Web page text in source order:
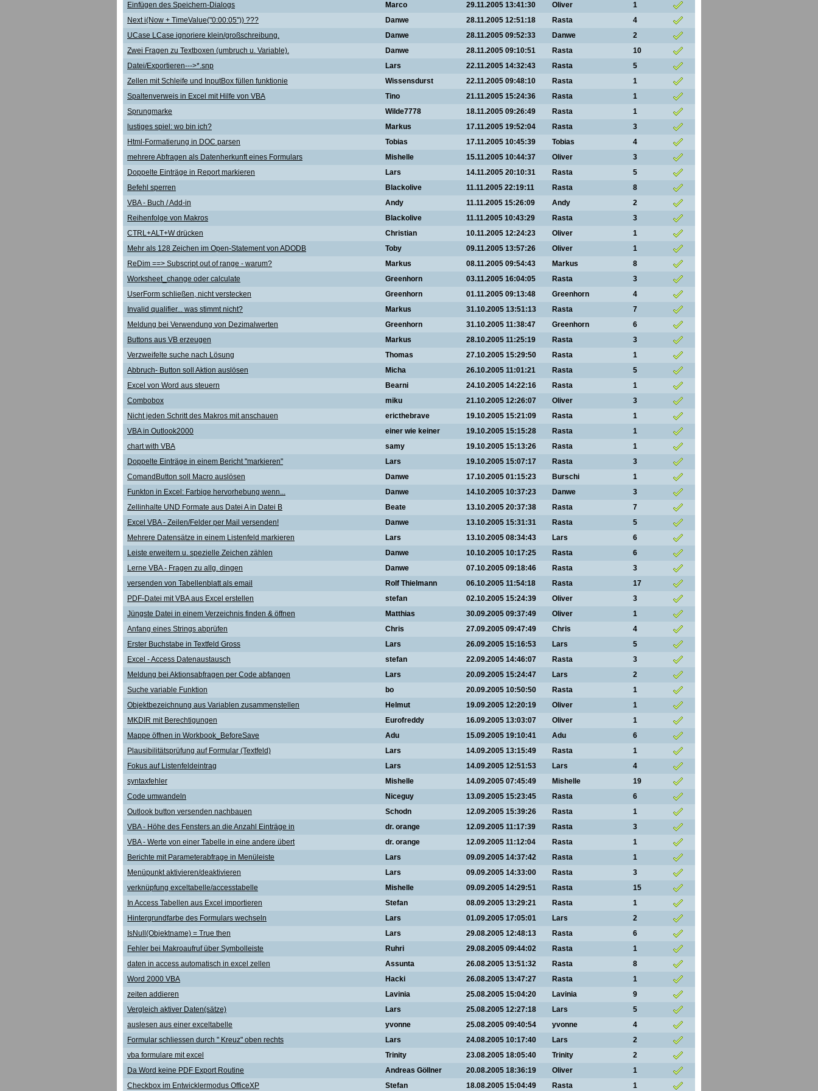
Einfügen des Speichern-Dialogs
Marco 29.11.2005 13:41:30 Oliver
1
Next i(Now + TimeValue("0:00:05")) ???
Danwe 28.11.2005 12:51:18 Rasta
4
UCase LCase ignoriere klein/großschreibung.
Danwe 28.11.2005 09:52:33 Danwe
2
Zwei Fragen zu Textboxen (umbruch u. Variable).
Danwe 28.11.2005 09:10:51 Rasta
10
Datei/Exportieren--->*.snp
Lars 22.11.2005 14:32:43 Rasta
5
Zellen mit Schleife und InputBox füllen funktionie
Wissensdurst 22.11.2005 09:48:10 Rasta
1
Spaltenverweis in Excel mit Hilfe von VBA
Tino 21.11.2005 15:24:36 Rasta
1
Sprungmarke
Wilde7778 18.11.2005 09:26:49 Rasta
1
lustiges spiel: wo bin ich?
Markus 17.11.2005 19:52:04 Rasta
3
Html-Formatierung in DOC parsen
Tobias 17.11.2005 10:45:39 Tobias
4
mehrere Abfragen als Datenherkunft eines Formulars
Mishelle 15.11.2005 10:44:37 Oliver
3
Doppelte Einträge in Report markieren
Lars 14.11.2005 20:10:31 Rasta
5
Befehl sperren
Blackolive 11.11.2005 22:19:11 Rasta
8
VBA - Buch / Add-in
Andy 11.11.2005 15:26:09 Andy
2
Reihenfolge von Makros
Blackolive 11.11.2005 10:43:29 Rasta
3
CTRL+ALT+W drücken
Christian 10.11.2005 12:24:23 Oliver
1
Mehr als 128 Zeichen im Open-Statement von ADODB
Toby 09.11.2005 13:57:26 Oliver
1
ReDim ==> Subscript out of range - warum?
Markus 08.11.2005 09:54:43 Markus
8
Worksheet_change oder calculate
Greenhorn 03.11.2005 16:04:05 Rasta
3
UserForm schließen, nicht verstecken
Greenhorn 01.11.2005 09:13:48 Greenhorn
4
Invalid qualifier... was stimmt nicht?
Markus 31.10.2005 13:51:13 Rasta
7
Meldung bei Verwendung von Dezimalwerten
Greenhorn 31.10.2005 11:38:47 Greenhorn
6
Buttons aus VB erzeugen
Markus 28.10.2005 11:25:19 Rasta
3
Verzweifelte suche nach Lösung
Thomas 27.10.2005 15:29:50 Rasta
1
Abbruch- Button soll Aktion auslösen
Micha 26.10.2005 11:01:21 Rasta
5
Excel von Word aus steuern
Bearni 24.10.2005 14:22:16 Rasta
1
Combobox
miku 21.10.2005 12:26:07 Oliver
3
Nicht jeden Schritt des Makros mit anschauen
ericthebrave 19.10.2005 15:21:09 Rasta
1
VBA in Outlook2000
einer wie keiner 19.10.2005 15:15:28 Rasta
1
chart with VBA
samy 19.10.2005 15:13:26 Rasta
1
Doppelte Einträge in einem Bericht "markieren"
Lars 19.10.2005 15:07:17 Rasta
3
ComandButton soll Macro auslösen
Danwe 17.10.2005 01:15:23 Burschi
1
Funkton in Excel: Farbige hervorhebung wenn...
Danwe 14.10.2005 10:37:23 Danwe
3
Zellinhalte UND Formate aus Datei A in Datei B
Beate 13.10.2005 20:37:38 Rasta
7
Excel VBA - Zeilen/Felder per Mail versenden!
Danwe 13.10.2005 15:31:31 Rasta
5
Mehrere Datensätze in einem Listenfeld markieren
Lars 13.10.2005 08:34:43 Lars
6
Leiste erweitern u. spezielle Zeichen zählen
Danwe 10.10.2005 10:17:25 Rasta
6
Lerne VBA - Fragen zu allg. dingen
Danwe 07.10.2005 09:18:46 Rasta
3
versenden von Tabellenblatt als email
Rolf Thielmann 06.10.2005 11:54:18 Rasta
17
PDF-Datei mit VBA aus Excel erstellen
stefan 02.10.2005 15:24:39 Oliver
3
Jüngste Datei in einem Verzeichnis finden & öffnen
Matthias 30.09.2005 09:37:49 Oliver
1
Anfang eines Strings abprüfen
Chris 27.09.2005 09:47:49 Chris
4
Erster Buchstabe in Textfeld Gross
Lars 26.09.2005 15:16:53 Lars
5
Excel - Access Datenaustausch
stefan 22.09.2005 14:46:07 Rasta
3
Meldung bei Aktionsabfragen per Code abfangen
Lars 20.09.2005 15:24:47 Lars
2
Suche variable Funktion
bo 20.09.2005 10:50:50 Rasta
1
Objektbezeichnung aus Variablen zusammenstellen
Helmut 19.09.2005 12:20:19 Oliver
1
MKDIR mit Berechtigungen
Eurofreddy 16.09.2005 13:03:07 Oliver
1
Mappe öffnen in Workbook_BeforeSave
Adu 15.09.2005 19:10:41 Adu
6
Plausibilitätsprüfung auf Formular (Textfeld)
Lars 14.09.2005 13:15:49 Rasta
1
Fokus auf Listenfeldeintrag
Lars 14.09.2005 12:51:53 Lars
4
syntaxfehler
Mishelle 14.09.2005 07:45:49 Mishelle
19
Code umwandeln
Niceguy 13.09.2005 15:23:45 Rasta
6
Outlook button versenden nachbauen
Schodn 12.09.2005 15:39:26 Rasta
1
VBA - Höhe des Fensters an die Anzahl Einträge in
dr. orange 12.09.2005 11:17:39 Rasta
3
VBA - Werte von einer Tabelle in eine andere übert
dr. orange 12.09.2005 11:12:04 Rasta
1
Berichte mit Parameterabfrage in Menüleiste
Lars 09.09.2005 14:37:42 Rasta
1
Menüpunkt aktivieren/deaktivieren
Lars 09.09.2005 14:33:00 Rasta
3
verknüpfung exceltabelle/accesstabelle
Mishelle 09.09.2005 14:29:51 Rasta
15
In Access Tabellen aus Excel importieren
Stefan 08.09.2005 13:29:21 Rasta
1
Hintergrundfarbe des Formulars wechseln
Lars 01.09.2005 17:05:01 Lars
2
IsNull(Objektname) = True then
Lars 29.08.2005 12:48:13 Rasta
6
Fehler bei Makroaufruf über Symbolleiste
Ruhri 29.08.2005 09:44:02 Rasta
1
daten in access automatisch in excel zellen
Assunta 26.08.2005 13:51:32 Rasta
8
Word 2000 VBA
Hacki 26.08.2005 13:47:27 Rasta
1
zeiten addieren
Lavinia 25.08.2005 15:04:20 Lavinia
9
Vergleich aktiver Daten(sätze)
Lars 25.08.2005 12:27:18 Lars
5
auslesen aus einer exceltabelle
yvonne 25.08.2005 09:40:54 yvonne
4
Formular schliessen durch " Kreuz" oben rechts
Lars 24.08.2005 10:17:40 Lars
2
vba formulare mit excel
Trinity 23.08.2005 18:05:40 Trinity
2
Da Word keine PDF Export Routine
Andreas Göllner 20.08.2005 18:36:19 Oliver
1
Checkbox im Entwicklermodus OfficeXP
Stefan 18.08.2005 15:04:49 Rasta 1